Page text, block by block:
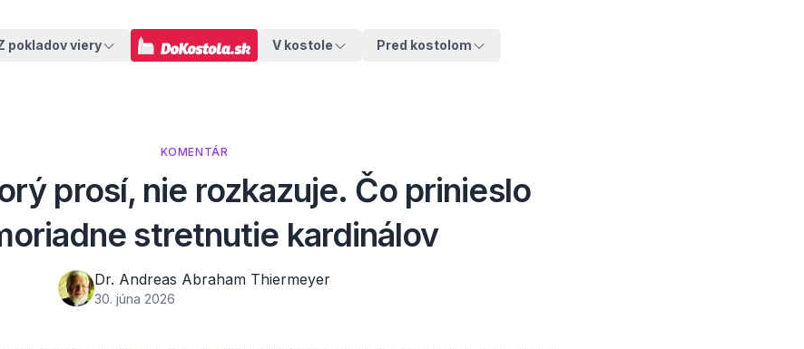
pokladov viery V kostole Pred kostolom
KOMENTÁR
prosí, nie rozkazuje. Čo prinieslo
stretnutie kardinálov
Dr. Andreas Abraham Thiermeyer
30. júna 2026